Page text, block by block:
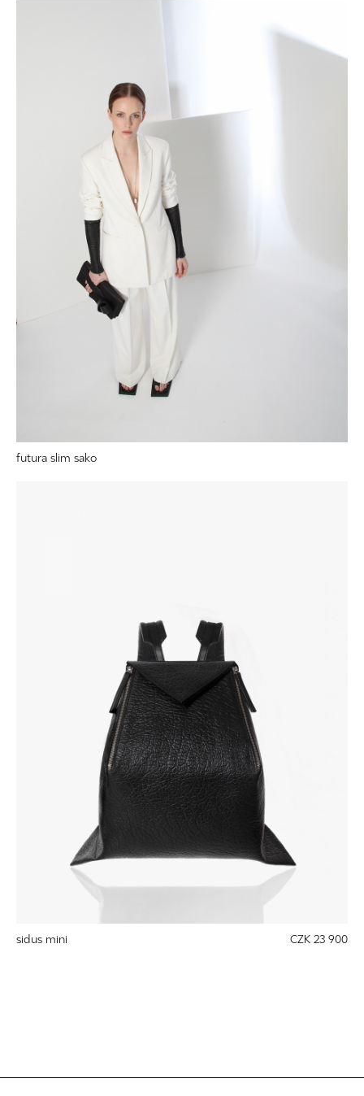
futura slim sako
sidus mini CZK 23 900